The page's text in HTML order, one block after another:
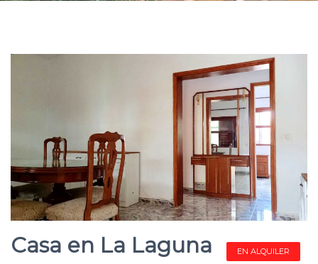
Casa en La Laguna EN ALQUILER